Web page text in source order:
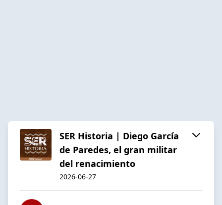
SER Historia | Diego García
de Paredes, el gran militar
del renacimiento
2026-06-27